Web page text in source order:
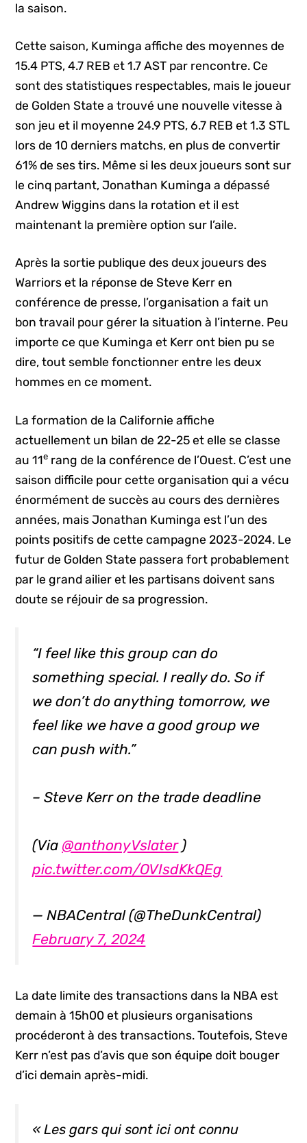
la saison.
Cette saison, Kuminga affiche des moyennes de
15.4 PTS, 4.7 REB et 1.7 AST par rencontre. Ce
sont des statistiques respectables, mais le joueur
de Golden State a trouvé une nouvelle vitesse à
son jeu et il moyenne 24.9 PTS, 6.7 REB et 1.3 STL
lors de 10 derniers matchs, en plus de convertir
61% de ses tirs. Même si les deux joueurs sont sur
le cinq partant, Jonathan Kuminga a dépassé
Andrew Wiggins dans la rotation et il est
maintenant la première option sur l’aile.
Après la sortie publique des deux joueurs des
Warriors et la réponse de Steve Kerr en
conférence de presse, l’organisation a fait un
bon travail pour gérer la situation à l’interne. Peu
importe ce que Kuminga et Kerr ont bien pu se
dire, tout semble fonctionner entre les deux
hommes en ce moment.
La formation de la Californie affiche
actuellement un bilan de 22-25 et elle se classe
au 11e rang de la conférence de l’Ouest. C’est une
saison difficile pour cette organisation qui a vécu
énormément de succès au cours des dernières
années, mais Jonathan Kuminga est l’un des
points positifs de cette campagne 2023-2024. Le
futur de Golden State passera fort probablement
par le grand ailier et les partisans doivent sans
doute se réjouir de sa progression.
“I feel like this group can do
something special. I really do. So if
we don’t do anything tomorrow, we
feel like we have a good group we
can push with.”
– Steve Kerr on the trade deadline
(Via @anthonyVslater)
pic.twitter.com/OVIsdKkQEg
— NBACentral (@TheDunkCentral)
February 7, 2024
La date limite des transactions dans la NBA est
demain à 15h00 et plusieurs organisations
procéderont à des transactions. Toutefois, Steve
Kerr n’est pas d’avis que son équipe doit bouger
d’ici demain après-midi.
« Les gars qui sont ici ont connu